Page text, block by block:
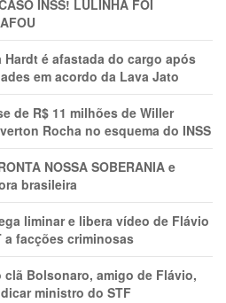
INSS! LULINHA FOI
Hardt é afastada do cargo após
em acordo da Lava Jato
de R$ 11 milhões de Willer
Rocha no esquema do INSS
NOSSA SOBERANIA e
brasileira
liminar e libera vídeo de Flávio
a facções criminosas
Bolsonaro, amigo de Flávio,
ministro do STF